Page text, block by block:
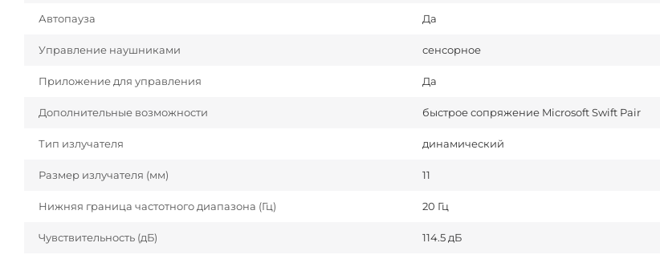
Автопауза Да
Управление наушниками сенсорное
Приложение для управления Да
Дополнительные возможности быстрое сопряжение Microsoft Swift Pair
Тип излучателя динамический
Размер излучателя (мм) 11
Нижняя граница частотного диапазона (Гц) 20 Гц
Чувствительность (дБ) 114.5 дБ